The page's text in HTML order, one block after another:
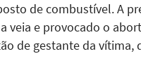
de combustível. A
veia e provocado o
de gestante da